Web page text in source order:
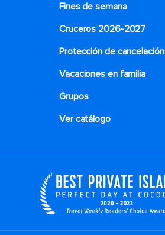
Fines de semana
Cruceros 2026-2027
Protección de cancelación
Vacaciones en familia
Grupos
Ver catálogo